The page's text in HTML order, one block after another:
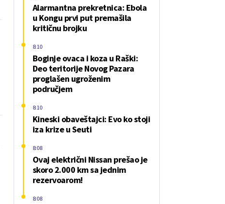
Alarmantna prekretnica: Ebola
u Kongu prvi put premašila
kritičnu brojku
Boginje ovaca i koza u Raški:
Deo teritorije Novog Pazara
proglašen ugroženim
područjem
8:10
Kineski obaveštajci: Evo ko stoji
iza krize u Seuti
8:10
Ovaj električni Nissan prešao je
skoro 2.000 km sa jednim
rezervoarom!
8:08
8:08